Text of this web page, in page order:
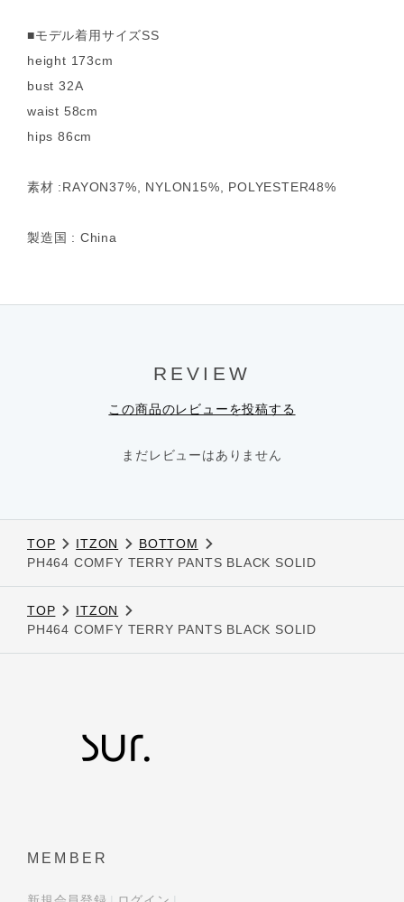
■モデル着用サイズSS
height 173cm
bust 32A
waist 58cm
hips 86cm
素材 :RAYON37%, NYLON15%, POLYESTER48%
製造国 : China
REVIEW
この商品のレビューを投稿する
まだレビューはありません
TOP ITZON
BOTTOM
PH464 COMFY TERRY PANTS BLACK SOLID
TOP
ITZON
PH464 COMFY TERRY PANTS BLACK SOLID
MEMBER